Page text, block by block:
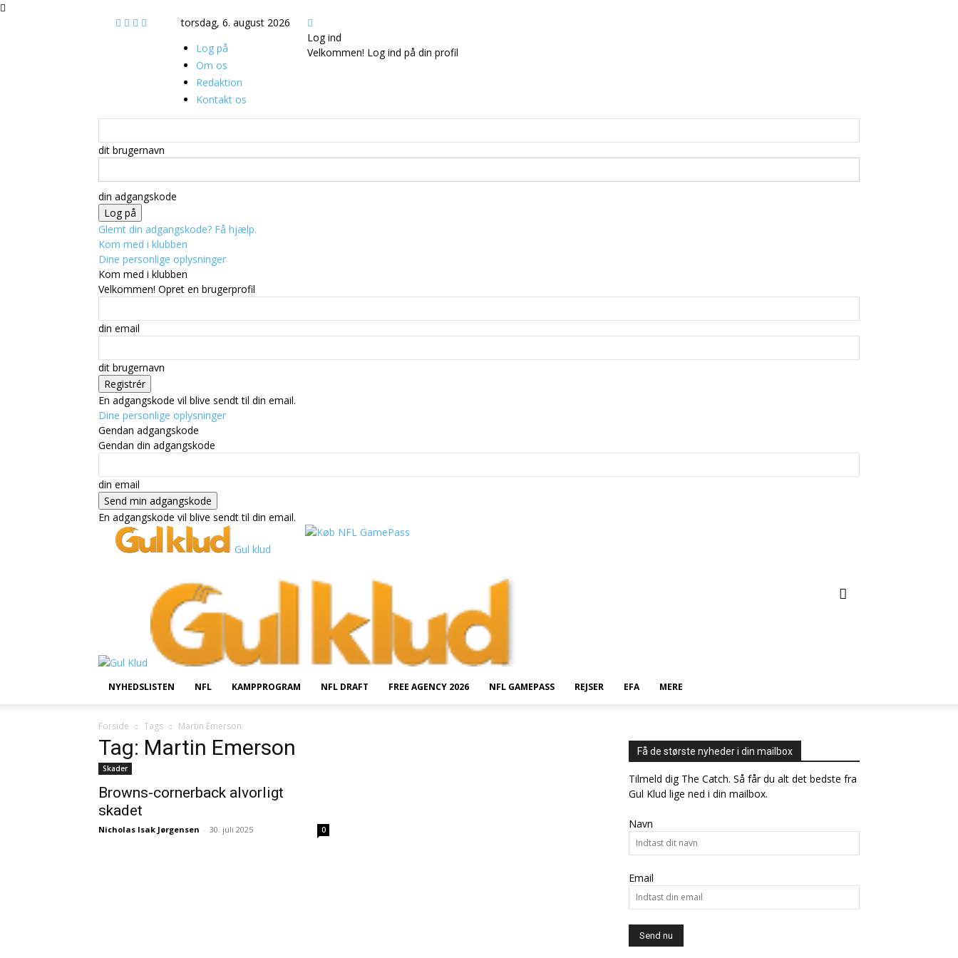
torsdag, 6. august 2026
Log på
Om os
Redaktion
Kontakt os
Log ind
Velkommen! Log ind på din profil
dit brugernavn
din adgangskode
Glemt din adgangskode? Få hjælp.
Kom med i klubben
Dine personlige oplysninger
Kom med i klubben
Velkommen! Opret en brugerprofil
din email
dit brugernavn
En adgangskode vil blive sendt til din email.
Dine personlige oplysninger
Gendan adgangskode
Gendan din adgangskode
din email
En adgangskode vil blive sendt til din email.
Gul klud
NYHEDSLISTEN NFL KAMPPROGRAM NFL DRAFT FREE AGENCY 2026 NFL GAMEPASS REJSER EFA MERE
Forside Tags Martin Emerson
Tag: Martin Emerson
Skader
Browns-cornerback alvorligt
skadet
Nicholas Isak Jørgensen - 30. juli 2025 0
Få de største nyheder i din mailbox
Tilmeld dig The Catch. Så får du alt det bedste fra
Gul Klud lige ned i din mailbox.
Navn
Email